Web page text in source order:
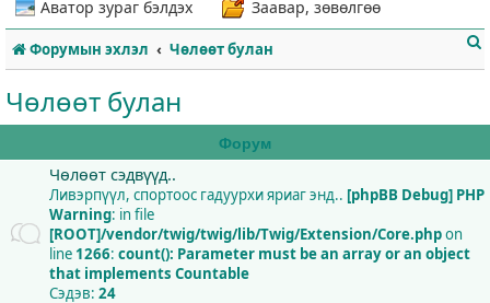
Аватор зураг бэлдэх
Заавар, зөвөлгөө
Форумын эхлэл Чөлөөт булан
Чөлөөт булан
Форум
Чөлөөт сэдвүүд..
Ливэрпүүл, спортоос гадуурхи яриаг энд.. [phpBB Debug] PHP
Warning: in file
[ROOT]/vendor/twig/twig/lib/Twig/Extension/Core.phpon
line 1266: count(): Parameter must be an array or an object
that implements Countable
Сэдэв: 24